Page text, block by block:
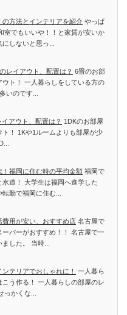
方法とインテリアを紹介 やっぱ
室でもいいや！！と家賃が安いか
しないと思っ...
レイアウト、配置は？ 6畳のお部
ト！ 一人暮らしをしている方の
いのです...
アウト、配置は？ 1DKのお部屋
！ 1Kや1ルームよりも部屋が少
福岡に住む時の平均金額 福岡で
道！ 大学生は福岡へ進学した
勤で福岡に住む...
用が安い、おすすめ店 名古屋で
パーがおすすめ！！ 名古屋で一
した。 当時...
テリアでおしゃれに！
一人暮ら
う作る！ 一人暮らしの部屋のレ
っかくな...